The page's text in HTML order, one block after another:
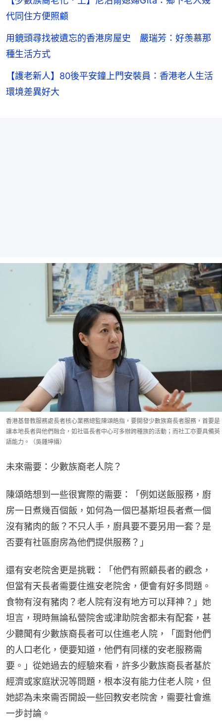
代同住方便照顧
用鏡頭尋找被遺忘的香港房屋史 嚴瑞芳：好羡慕那
種生活方式
【護老新人】80後平安鐘上門安裝員：香港老人生活
環境差異好大
香港基督教服務處長者核心業務總監陳頌皓指，要開發少數族裔長者服務，首要是
讓本地長者與他們融合，如社區長者中心可多辦跨種族的活動；而社工亦要具備英
語能力。（吳鍾坤攝）
未來需要：少數族裔老人院？
陳頌皓想到一些很實際的需要：「例如送飯服務，廚
房一日煮幾百個飯，如何為一個巴基斯坦長者煮一個
沒有豬肉的飯？不只人手，廚具要不要另用一套？是
否要有社區廚房為他們提供服務？」
還有安老院舍更是挑戰：「他們有照顧長者的觀念，
但當有天長者需要住進安老院舍，便會有好多問題。
食物有沒有豬肉？老人院有沒有地方可以拜神？」她
坦言，現時無論私營院舍或津助院舍都未有配套，甚
少聽聞有少數族裔長者可以住進老人院，「面對他們
的人口老化，便要知道，他們有同樣的安老服務需
要。」從她過去的經驗來看，許多少數族裔長者基於
經濟或家庭狀況等問題，根本沒有能力住老人院，但
她認為未來需否開設一些回教安老院舍，需要社會進
一步討論。